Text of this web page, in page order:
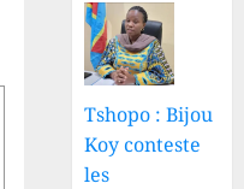
Tshopo : Bijou
Koy conteste
les